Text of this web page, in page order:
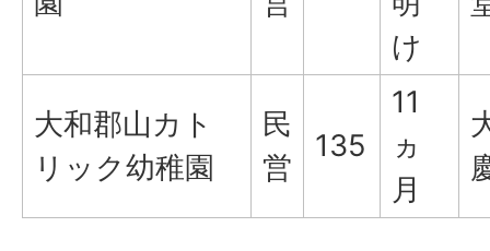
け
大和郡山カト
リック幼稚園
民
営
135
11
ヵ
月